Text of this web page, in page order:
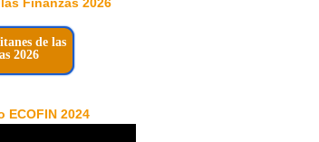
de las
2026
ECOFIN 2024